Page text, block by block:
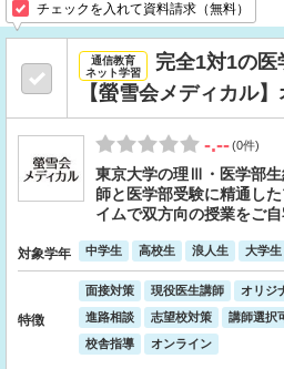
チェックを入れて資料請求（無料）
通信教育
ネット学習
完全1対1の医
【螢雪会メディカル
-.--(0件)
東京大学の理Ⅲ・医学部
師と医学部受験に精通し
イムで双方向の授業をご自
対象学年 中学生 高校生 浪人生 大学生
特徴
面接対策 現役医生講師 オリジ
進路相談
志望校対策 講師選択
校舎指導
オンライン